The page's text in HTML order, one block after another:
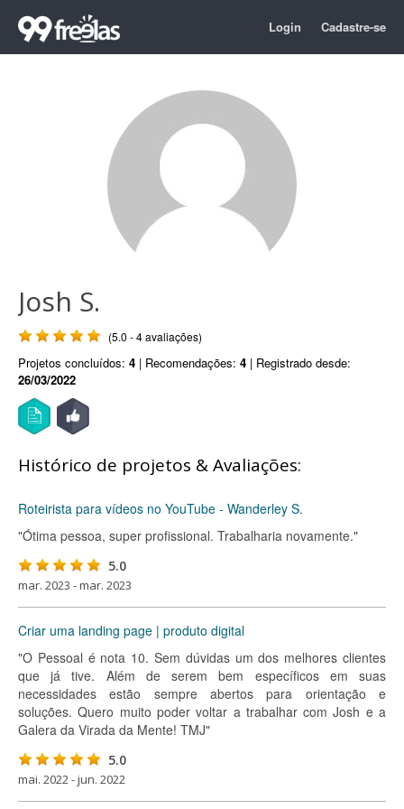
Login Cadastre-se
Josh S.
(5.0 - 4 avaliações)
Projetos concluídos: 4 | Recomendações: 4 | Registrado desde:
26/03/2022
Histórico de projetos & Avaliações:
Roteirista para vídeos no YouTube - Wanderley S.
"Ótima pessoa, super profissional. Trabalharia novamente."
5.0
mar. 2023 - mar. 2023
Criar uma landing page | produto digital
"O Pessoal é nota 10. Sem dúvidas um dos melhores clientes
que já tive. Além de serem bem específicos em suas
necessidades estão sempre abertos para orientação e
soluções. Quero muito poder voltar a trabalhar com Josh e a
Galera da Virada da Mente! TMJ"
5.0
mai. 2022 - jun. 2022